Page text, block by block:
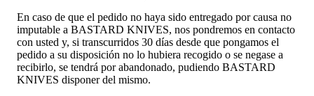
En caso de que el pedido no haya sido entregado por causa no
imputable a BASTARD KNIVES, nos pondremos en contacto
con usted y, si transcurridos 30 días desde que pongamos el
pedido a su disposición no lo hubiera recogido o se negase a
recibirlo, se tendrá por abandonado, pudiendo BASTARD
KNIVES disponer del mismo.